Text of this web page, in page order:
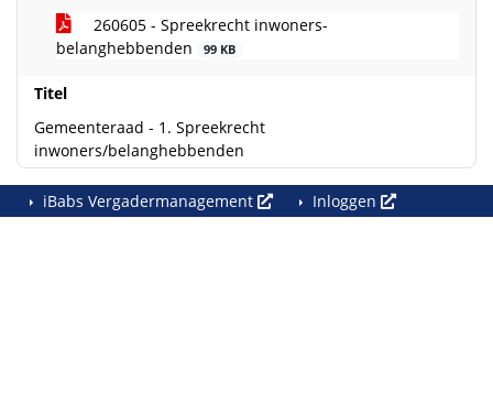
260605 - Spreekrecht inwoners-
belanghebbenden
99 KB
Titel
Gemeenteraad - 1. Spreekrecht
inwoners/belanghebbenden
iBabs Vergadermanagement Inloggen